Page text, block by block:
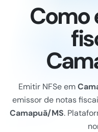
Como
Emitir NFSe em
emissor de notas
Camapuã/MS.